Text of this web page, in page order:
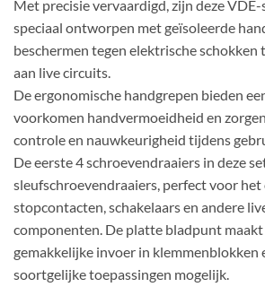
Met precisie vervaardigd, zijn deze
speciaal ontworpen met geïsoleerde
beschermen tegen elektrische schokken
aan live circuits.
De ergonomische handgrepen bieden
voorkomen handvermoeidheid en
controle en nauwkeurigheid tijdens
De eerste 4 schroevendraaiers in deze
sleufschroevendraaiers, perfect voor het
stopcontacten, schakelaars en andere
componenten. De platte bladpunt maakt
gemakkelijke invoer in klemmenblokken
soortgelijke toepassingen mogelijk.